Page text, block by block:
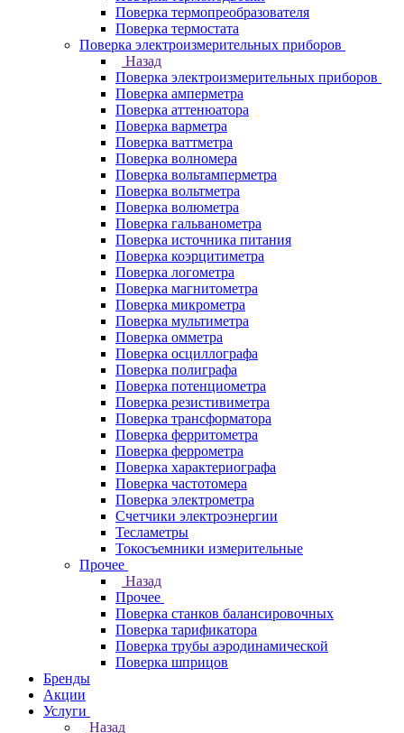
Поверка термопреобразователя
Поверка термостата
Поверка электроизмерительных приборов
Назад
Поверка электроизмерительных приборов
Поверка амперметра
Поверка аттенюатора
Поверка варметра
Поверка ваттметра
Поверка волномера
Поверка вольтамперметра
Поверка вольтметра
Поверка волюметра
Поверка гальванометра
Поверка источника питания
Поверка коэрцитиметра
Поверка логометра
Поверка магнитометра
Поверка микрометра
Поверка мультиметра
Поверка омметра
Поверка осциллографа
Поверка полиграфа
Поверка потенциометра
Поверка резистивиметра
Поверка трансформатора
Поверка ферритометра
Поверка феррометра
Поверка характериографа
Поверка частотомера
Поверка электрометра
Счетчики электроэнергии
Тесламетры
Токосъемники измерительные
Прочее
Назад
Прочее
Поверка станков балансировочных
Поверка тарификатора
Поверка трубы аэродинамической
Поверка шприцов
Бренды
Акции
Услуги
Назад